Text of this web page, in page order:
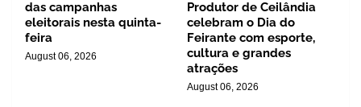
das campanhas
eleitorais nesta quinta-
feira
August 06, 2026
Produtor de Ceilândia
celebram o Dia do
Feirante com esporte,
cultura e grandes
atrações
August 06, 2026